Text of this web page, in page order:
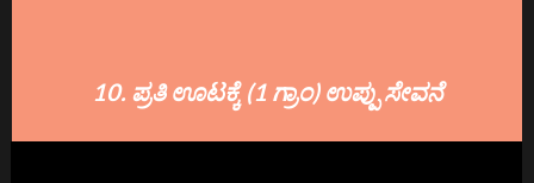
10. ಪ್ರತಿ ಊಟಕ್ಕೆ (1 ಗ್ರಾಂ) ಉಪ್ಪು ಸೇವನೆ